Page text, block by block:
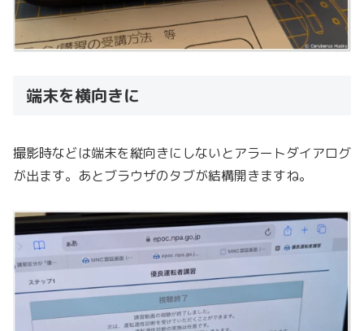
端末を横向きに
撮影時などは端末を縦向きにしないとアラートダイアログ
が出ます。あとブラウザのタブが結構開きますね。